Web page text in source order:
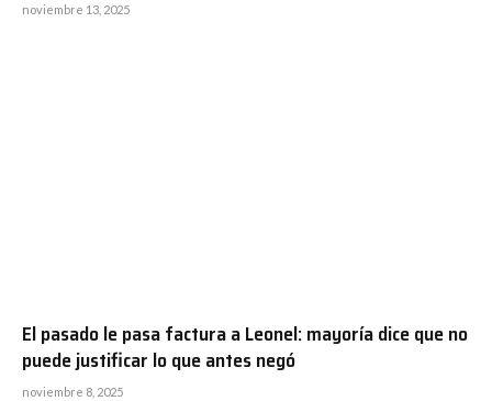
noviembre 13, 2025
El pasado le pasa factura a Leonel: mayoría dice que no
puede justificar lo que antes negó
noviembre 8, 2025